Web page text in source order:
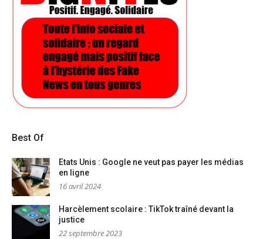
Best Of
Etats Unis : Google ne veut pas payer les médias
en ligne
16 avril 2024
Harcèlement scolaire : TikTok traîné devant la
justice
22 septembre 2023